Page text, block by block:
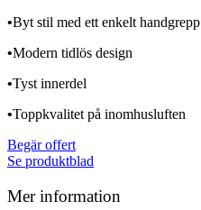
•Byt stil med ett enkelt handgrepp
•Modern tidlös design
•Tyst innerdel
•Toppkvalitet på inomhusluften
Begär offert
Se produktblad
Mer information